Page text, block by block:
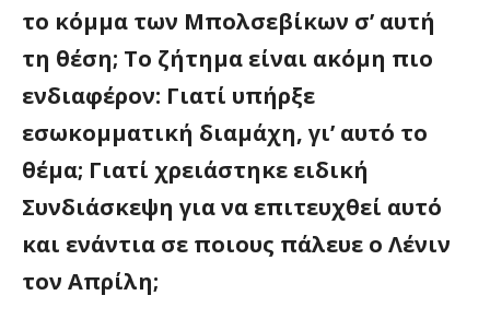
το κόμμα των Μπολσεβίκων σ’ αυτή
τη θέση; Το ζήτημα είναι ακόμη πιο
ενδιαφέρον: Γιατί υπήρξε
εσωκομματική διαμάχη, γι’ αυτό το
θέμα; Γιατί χρειάστηκε ειδική
Συνδιάσκεψη για να επιτευχθεί αυτό
και ενάντια σε ποιους πάλευε ο Λένιν
τον Απρίλη;